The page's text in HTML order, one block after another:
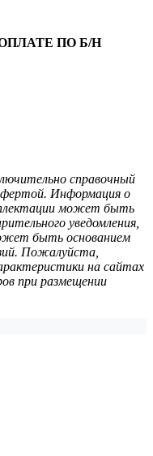
ПО Б/Н
справочный
Информация о
может быть
уведомления,
быть основанием
Пожалуйста,
на сайтах
при размещении